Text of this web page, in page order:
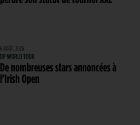
6 AOÛT. 2026
DP WORLD TOUR
De nombreuses stars annoncées à
l’Irish Open